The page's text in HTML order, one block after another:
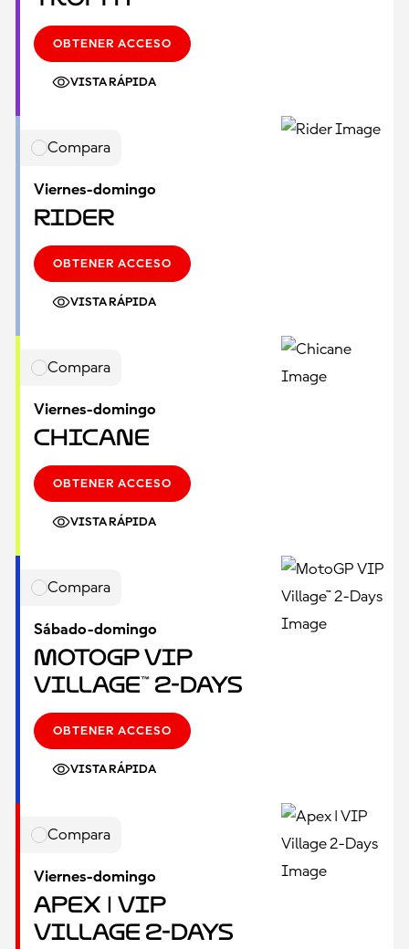
OBTENER ACCESO
VISTA RÁPIDA
Compara
Viernes-domingo
Rider
OBTENER ACCESO
VISTA RÁPIDA
Compara
Viernes-domingo
Chicane
OBTENER ACCESO
VISTA RÁPIDA
Compara
Sábado-domingo
MotoGP VIP
Village™ 2-Days
OBTENER ACCESO
VISTA RÁPIDA
Compara
Viernes-domingo
Apex | VIP
Village 2-Days